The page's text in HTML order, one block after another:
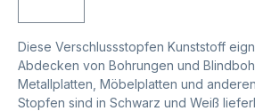
Diese Verschlussstopfen Kunststoff
Abdecken von Bohrungen und
Metallplatten, Möbelplatten und
Stopfen sind in Schwarz und Weiß